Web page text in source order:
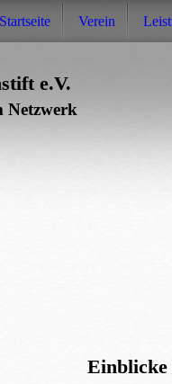
Startseite Verein
e.V.
Netzwerk
Einblicke